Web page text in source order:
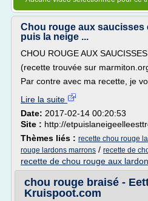
Chou rouge aux saucisses
puis la neige ...
CHOU ROUGE AUX
(recette trouvée sur
Par contre avec ma recette, je
Lire la suite
Date: 2017-02-14 00:20:53
Site : http://
Thèmes liés : recette chou rouge
rouge lardons marrons / recette de
recette de chou rouge aux
chou rouge braisé -
Kruispoot.com